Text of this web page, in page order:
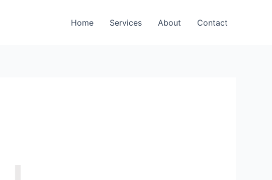
Home Services About Contact